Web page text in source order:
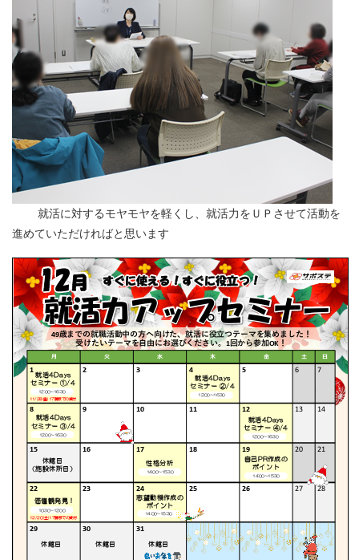
就活に対するモヤモヤを軽くし、就活力をＵＰさせて活動を
進めていただければと思います